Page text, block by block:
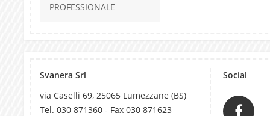
PROFESSIONALE
Svanera Srl
via Caselli 69, 25065 Lumezzane (BS)
Tel. 030 871360 - Fax 030 871623
Social